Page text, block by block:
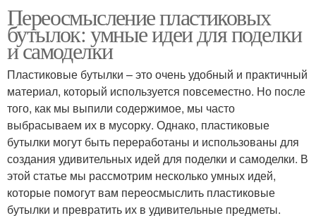
Переосмысление пластиковых
бутылок: умные идеи для поделки
и самоделки
Пластиковые бутылки – это очень удобный и практичный
материал, который используется повсеместно. Но после
того, как мы выпили содержимое, мы часто
выбрасываем их в мусорку. Однако, пластиковые
бутылки могут быть переработаны и использованы для
создания удивительных идей для поделки и самоделки. В
этой статье мы рассмотрим несколько умных идей,
которые помогут вам переосмыслить пластиковые
бутылки и превратить их в удивительные предметы.